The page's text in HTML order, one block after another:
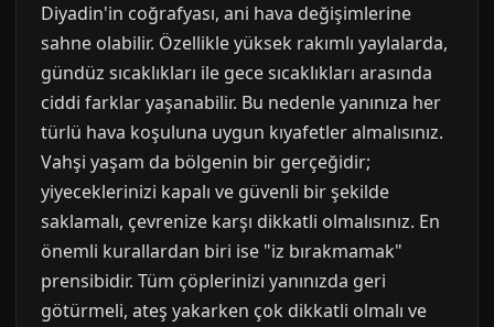
Diyadin'in coğrafyası, ani hava değişimlerine
sahne olabilir. Özellikle yüksek rakımlı yaylalarda,
gündüz sıcaklıkları ile gece sıcaklıkları arasında
ciddi farklar yaşanabilir. Bu nedenle yanınıza her
türlü hava koşuluna uygun kıyafetler almalısınız.
Vahşi yaşam da bölgenin bir gerçeğidir;
yiyeceklerinizi kapalı ve güvenli bir şekilde
saklamalı, çevrenize karşı dikkatli olmalısınız. En
önemli kurallardan biri ise "iz bırakmamak"
prensibidir. Tüm çöplerinizi yanınızda geri
götürmeli, ateş yakarken çok dikkatli olmalı ve